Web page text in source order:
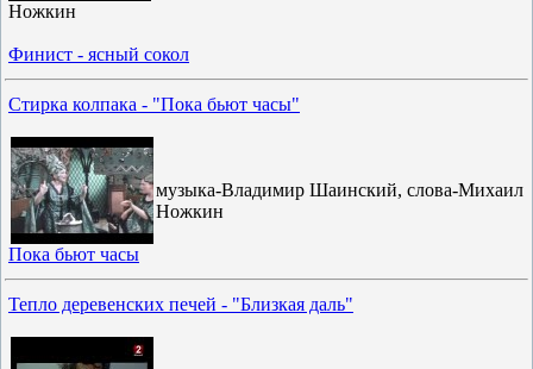
Ножкин
Финист - ясный сокол
Стирка колпака - "Пока бьют часы"
музыка-Владимир Шаинский, слова-Михаил
Ножкин
Пока бьют часы
Тепло деревенских печей - "Близкая даль"